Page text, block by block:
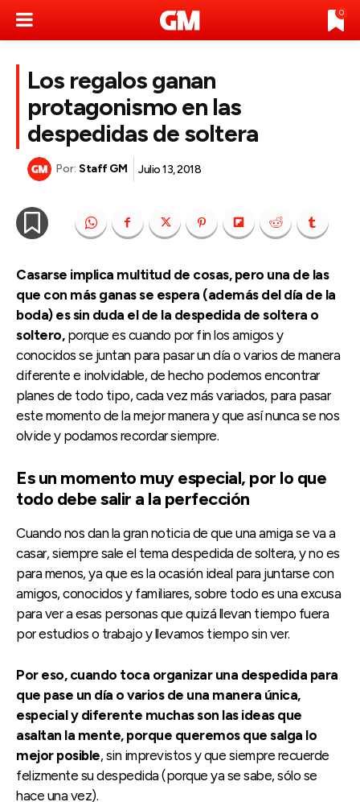
0
Los regalos ganan
protagonismo en las
despedidas de soltera
Por: Staff GM Julio 13, 2018
Casarse implica multitud de cosas, pero una de las
que con más ganas se espera (además del día de la
boda) es sin duda el de la despedida de soltera o
soltero,porque es cuando por fin los amigos y
conocidos se juntan para pasar un día o varios de manera
diferente e inolvidable, de hecho podemos encontrar
planes de todo tipo, cada vez más variados, para pasar
este momento de la mejor manera y que así nunca se nos
olvide y podamos recordar siempre.
Es un momento muy especial, por lo que
todo debe salir a la perfección
Cuando nos dan la gran noticia de que una amiga se va a
casar, siempre sale el tema despedida de soltera, y no es
para menos, ya que es la ocasión ideal para juntarse con
amigos, conocidos y familiares, sobre todo es una excusa
para ver a esas personas que quizá llevan tiempo fuera
por estudios o trabajo y llevamos tiempo sin ver.
Por eso, cuando toca organizar una despedida para
que pase un día o varios de una manera única,
especial y diferente muchas son las ideas que
asaltan la mente, porque queremos que salga lo
mejor posible, sin imprevistos y que siempre recuerde
felizmente su despedida (porque ya se sabe, sólo se
hace una vez).